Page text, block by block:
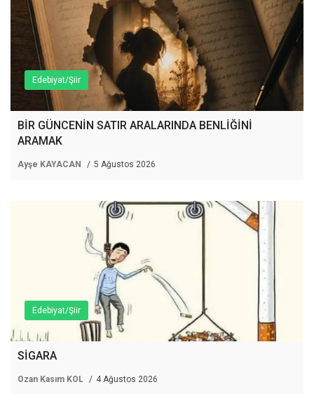
Edebiyat/Şiir
BİR GÜNCENİN SATIR ARALARINDA BENLİĞİNİ
ARAMAK
Ayşe KAYACAN 5 Ağustos 2026
Edebiyat/Şiir
SİGARA
Ozan Kasım KOL 4 Ağustos 2026